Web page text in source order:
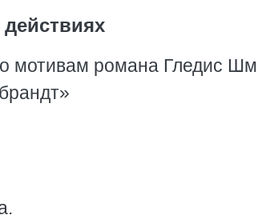
мотивам романа Гледис